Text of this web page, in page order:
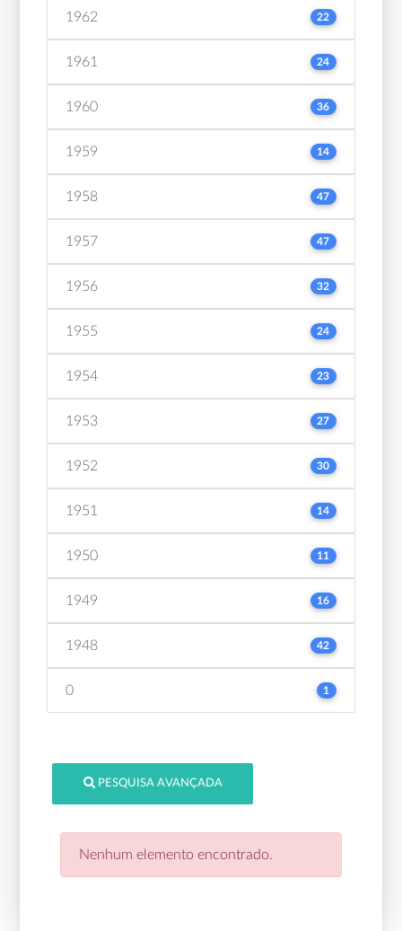
1962 22
1961 24
1960 36
1959 14
1958 47
1957 47
1956 32
1955 24
1954 23
1953 27
1952 30
1951 14
1950 11
1949 16
1948 42
0 1
PESQUISA AVANÇADA
Nenhum elemento encontrado.